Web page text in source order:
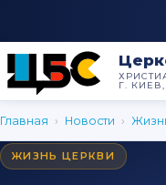
Г.
Главная › Новости ›
ЖИЗНЬ ЦЕРКВИ